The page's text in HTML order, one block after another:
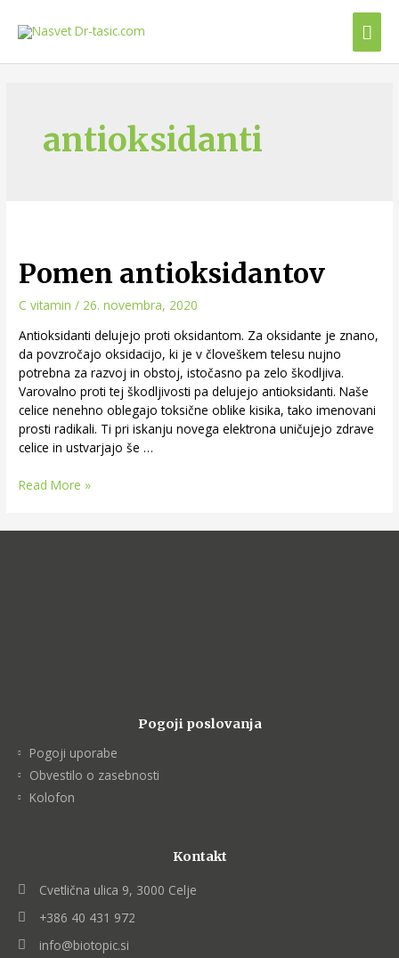
antioksidanti
Pomen antioksidantov
C vitamin / 26. novembra, 2020
Antioksidanti delujejo proti oksidantom. Za oksidante je znano,
da povzročajo oksidacijo, ki je v človeškem telesu nujno
potrebna za razvoj in obstoj, istočasno pa zelo škodljiva.
Varovalno proti tej škodljivosti pa delujejo antioksidanti. Naše
celice nenehno oblegajo toksične oblike kisika, tako imenovani
prosti radikali. Ti pri iskanju novega elektrona uničujejo zdrave
celice in ustvarjajo še …
Read More »
Pogoji poslovanja
Pogoji uporabe
Obvestilo o zasebnosti
Kolofon
Kontakt
Cvetlična ulica 9, 3000 Celje
+386 40 431 972
info@biotopic.si